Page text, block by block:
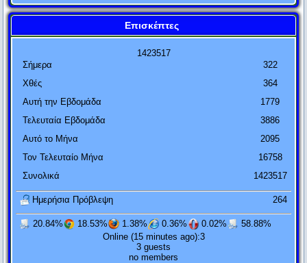
Επισκέπτες
1423517
Σήμερα
Χθές
Αυτή την Εβδομάδα
Τελευταία Εβδομάδα
Αυτό το Μήνα
Τον Τελευταίο Μήνα
Συνολικά
322
364
1779
3886
2095
16758
1423517
Ημερήσια Πρόβλεψη 264
20.84% 18.53% 1.38% 0.36% 0.02%
58.88%
Online (15 minutes ago):3
3 guests
no members
Αν η θεωρία της σχετικότητας αποδειχτεί πετυχημένη, οι
Γερμανοί θα με πουν Γερμανό και οι Γάλλοι πολίτη του
κόσμου. Αν η θεωρία της σχετικότητας αποδειχτεί λάθος, τότε
οι Γάλλοι θα με πουν Γερμανό και οι Γερμανοί Εβραίο.
Αλβέρτος Αϊνστάιν
Ποτέ μην τα βάζεις μ' έναν ηλίθιο. Είναι βέβαιο ότι θα σε ρίξει
στο επίπεδό του και θα σε νικήσει εκ πείρας.